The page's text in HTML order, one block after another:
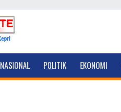
NASIONAL POLITIK EKONOMI